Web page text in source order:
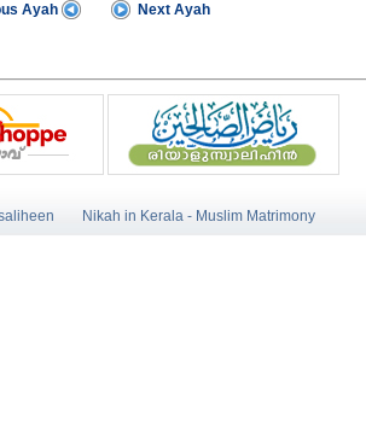
Ayah Next Ayah
Nikah in Kerala - Muslim Matrimony